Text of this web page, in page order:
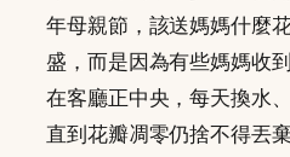
年母親節，該送媽媽什麼
盛，而是因為有些媽媽收
在客廳正中央，每天換水
直到花瓣凋零仍捨不得丟